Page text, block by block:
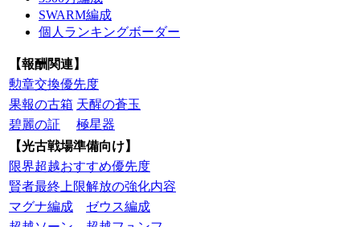
SWARM編成
個人ランキングボーダー
【報酬関連】
勲章交換優先度
果報の古箱 天醒の蒼玉
碧麗の証
極星器
【光古戦場準備向け】
限界超越おすすめ優先度
賢者最終上限解放の強化内容
マグナ編成
ゼウス編成